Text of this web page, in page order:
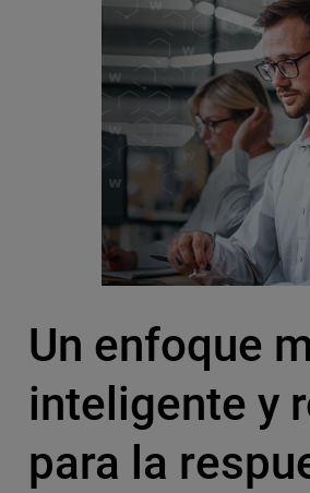
Un enfoque
inteligente y
para la